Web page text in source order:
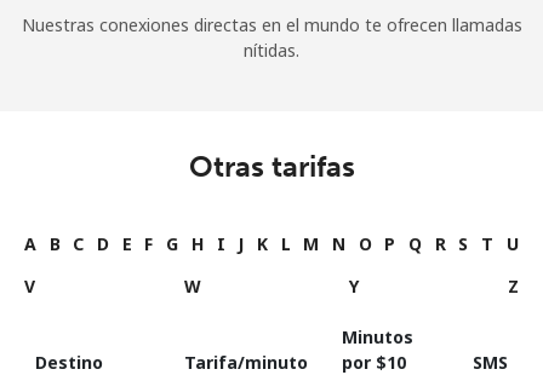
Nuestras conexiones directas en el mundo te ofrecen llamadas
nítidas.
Otras tarifas
A B C D E F G H I J K L M N O P Q R S T
U
V
W Y Z
Destino Tarifa/minuto
Minutos
por ⁦$10⁩
SMS